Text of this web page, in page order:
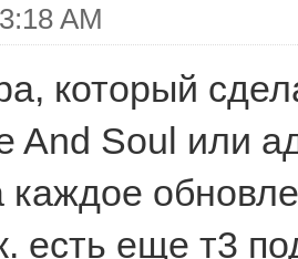
AM
который
And Soul или
каждое
есть еще т3